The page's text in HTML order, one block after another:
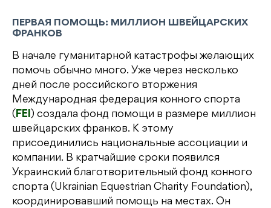
ПЕРВАЯ ПОМОЩЬ: МИЛЛИОН ШВЕЙЦАРСКИХ
ФРАНКОВ
В начале гуманитарной катастрофы желающих
помочь обычно много. Уже через несколько
дней после российского вторжения
Международная федерация конного спорта
(FEI) создала фонд помощи в размере миллион
швейцарских франков. К этому
присоединились национальные ассоциации и
компании. В кратчайшие сроки появился
Украинский благотворительный фонд конного
спорта (Ukrainian Equestrian Charity Foundation),
координировавший помощь на местах. Он